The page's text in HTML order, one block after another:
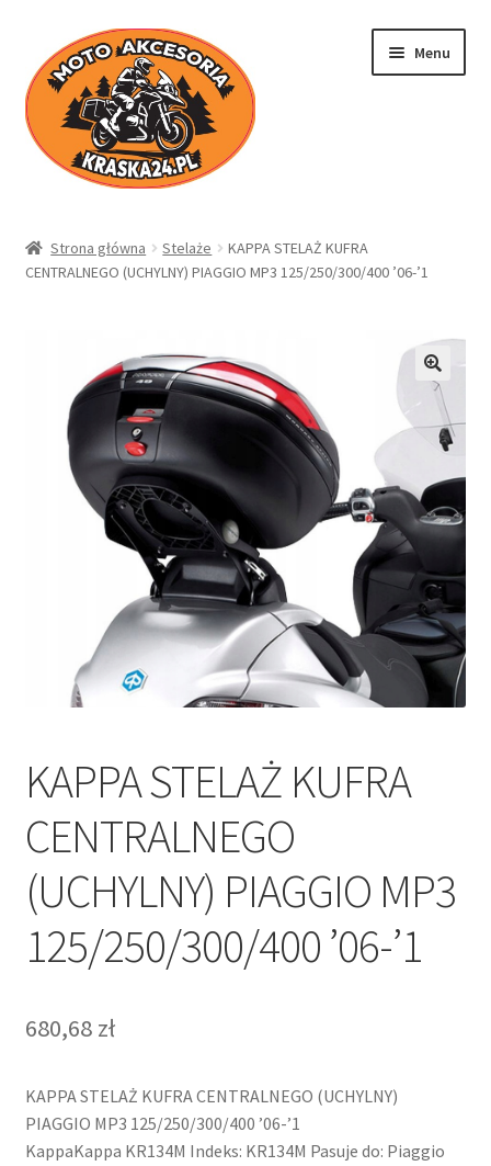
Przejdź
do
nawigacji
Przejdź
do
treści
Menu
Sklep
Moje konto
Regulamin
Polityka prywatności
Strona główna Stelaże
KAPPA STELAŻ KUFRA
CENTRALNEGO (UCHYLNY) PIAGGIO MP3 125/250/300/400 ’06-’1
KAPPA STELAŻ KUFRA
CENTRALNEGO
(UCHYLNY) PIAGGIO MP3
125/250/300/400 ’06-’1
680,68 zł
KAPPA STELAŻ KUFRA CENTRALNEGO (UCHYLNY)
PIAGGIO MP3 125/250/300/400 ’06-’1
KappaKappa KR134M Indeks: KR134M Pasuje do: Piaggio